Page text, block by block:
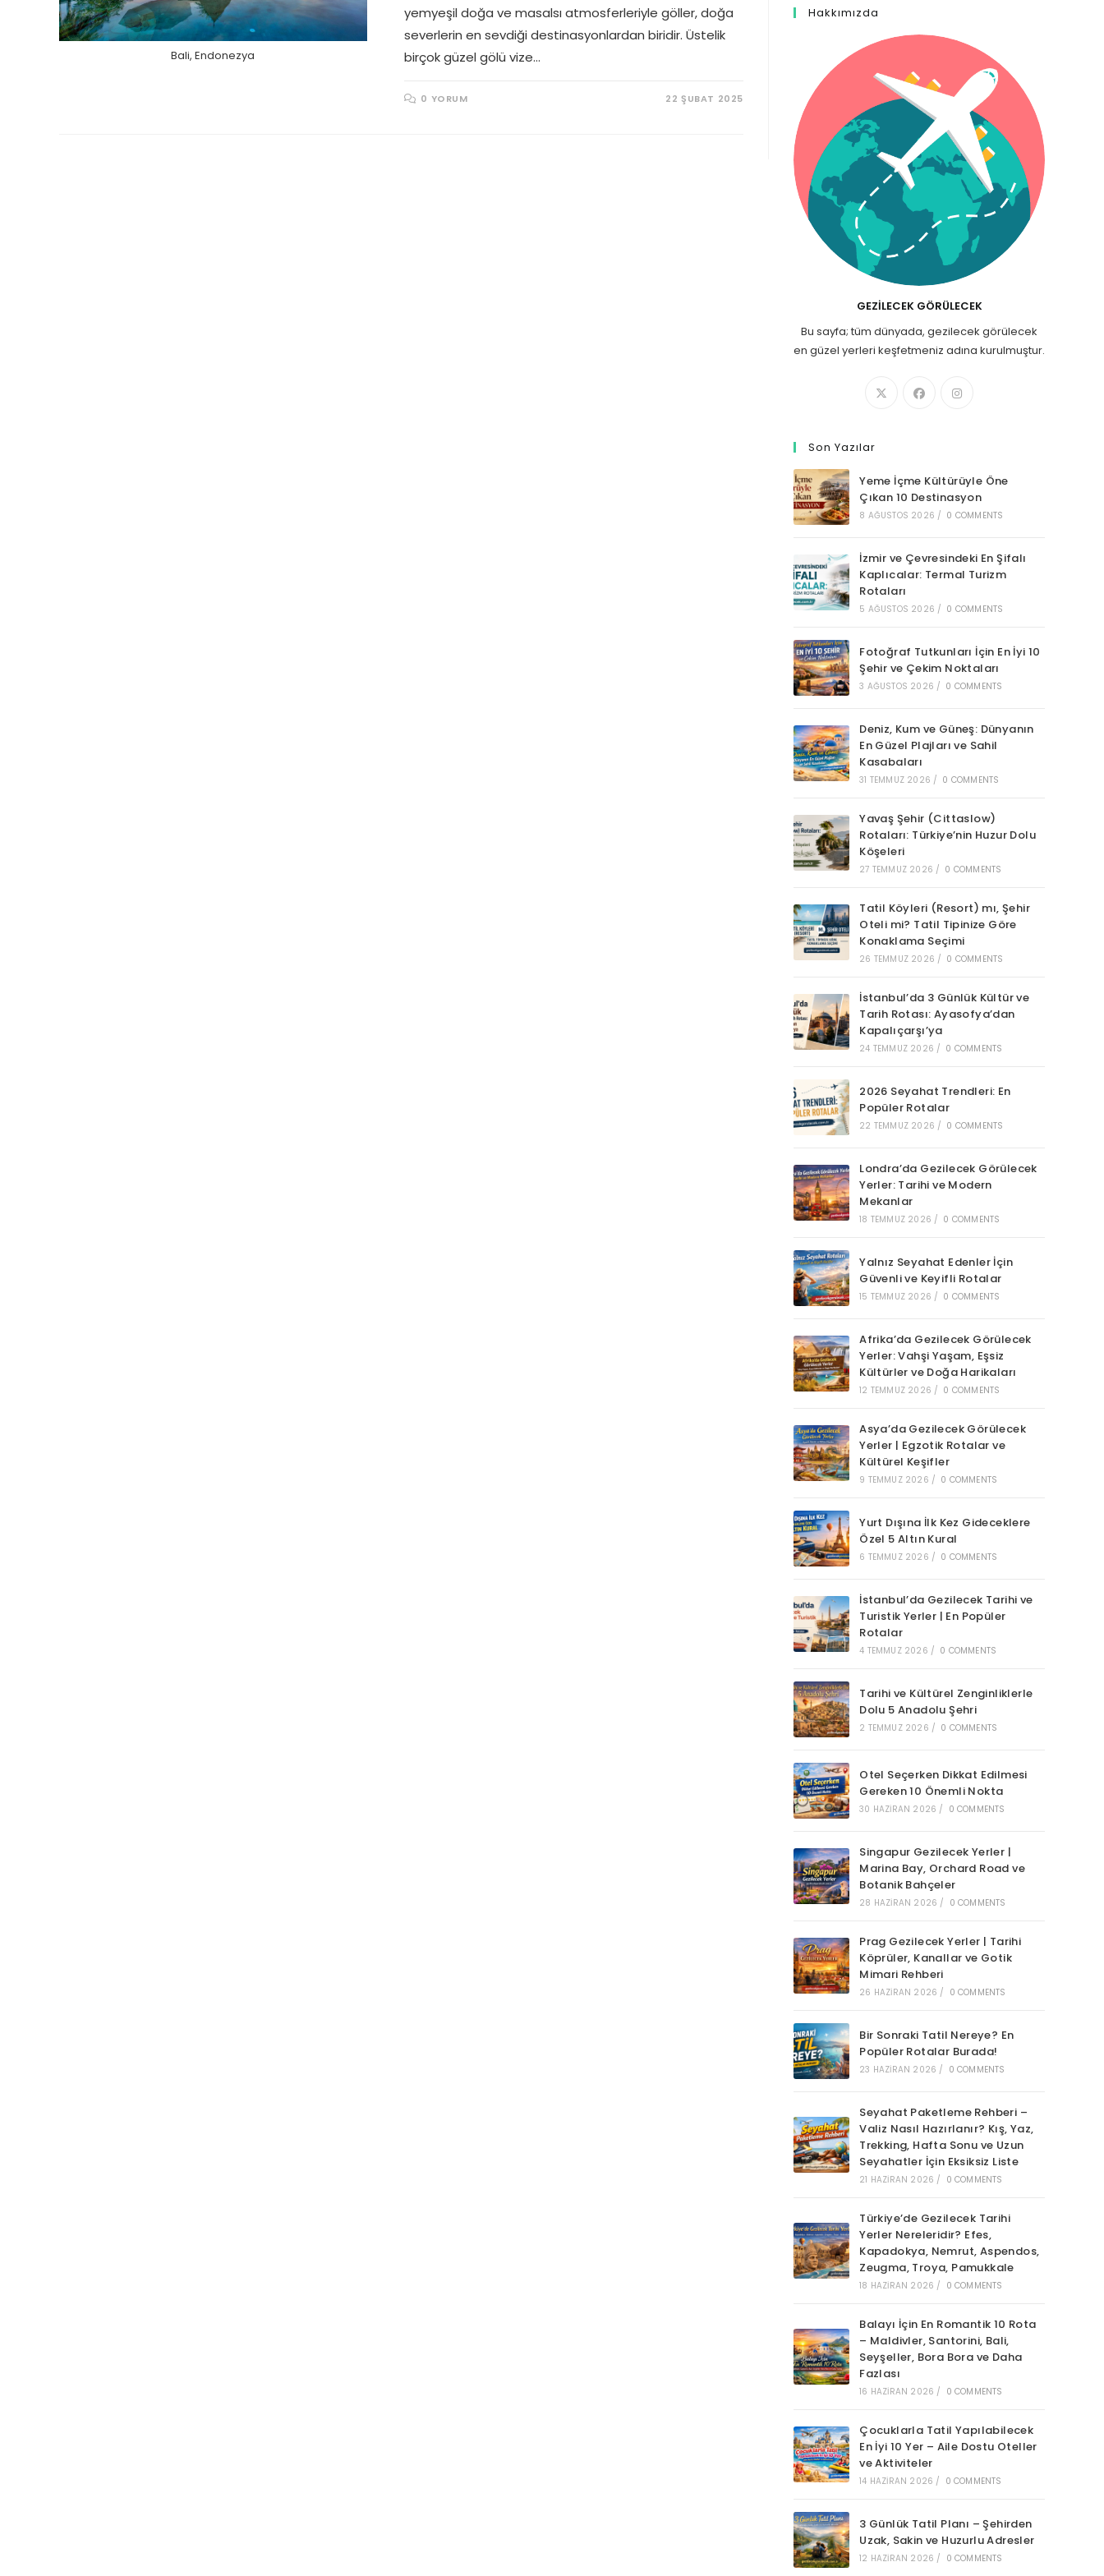
Bali, Endonezya
yemyeşil doğa ve masalsı atmosferleriyle göller, doğa
severlerin en sevdiği destinasyonlardan biridir. Üstelik
birçok güzel gölü vize…
0 YORUM 22 ŞUBAT 2025
Hakkımızda
GEZILECEK GÖRÜLECEK
Bu sayfa; tüm dünyada, gezilecek görülecek
en güzel yerleri keşfetmeniz adına kurulmuştur.
Son Yazılar
Yeme İçme Kültürüyle Öne
Çıkan 10 Destinasyon
8 AĞUSTOS 2026 / 0 COMMENTS
İzmir ve Çevresindeki En Şifalı
Kaplıcalar: Termal Turizm
Rotaları
5 AĞUSTOS 2026 / 0 COMMENTS
Fotoğraf Tutkunları İçin En İyi 10
Şehir ve Çekim Noktaları
3 AĞUSTOS 2026 / 0 COMMENTS
Deniz, Kum ve Güneş: Dünyanın
En Güzel Plajları ve Sahil
Kasabaları
31 TEMMUZ 2026 / 0 COMMENTS
Yavaş Şehir (Cittaslow)
Rotaları: Türkiye’nin Huzur Dolu
Köşeleri
27 TEMMUZ 2026 / 0 COMMENTS
Tatil Köyleri (Resort) mı, Şehir
Oteli mi? Tatil Tipinize Göre
Konaklama Seçimi
26 TEMMUZ 2026 / 0 COMMENTS
İstanbul’da 3 Günlük Kültür ve
Tarih Rotası: Ayasofya’dan
Kapalıçarşı’ya
24 TEMMUZ 2026 / 0 COMMENTS
2026 Seyahat Trendleri: En
Popüler Rotalar
22 TEMMUZ 2026 / 0 COMMENTS
Londra’da Gezilecek Görülecek
Yerler: Tarihi ve Modern
Mekanlar
18 TEMMUZ 2026 / 0 COMMENTS
Yalnız Seyahat Edenler İçin
Güvenli ve Keyifli Rotalar
15 TEMMUZ 2026 / 0 COMMENTS
Afrika’da Gezilecek Görülecek
Yerler: Vahşi Yaşam, Eşsiz
Kültürler ve Doğa Harikaları
12 TEMMUZ 2026 / 0 COMMENTS
Asya’da Gezilecek Görülecek
Yerler | Egzotik Rotalar ve
Kültürel Keşifler
9 TEMMUZ 2026 / 0 COMMENTS
Yurt Dışına İlk Kez Gideceklere
Özel 5 Altın Kural
6 TEMMUZ 2026 / 0 COMMENTS
İstanbul’da Gezilecek Tarihi ve
Turistik Yerler | En Popüler
Rotalar
4 TEMMUZ 2026 / 0 COMMENTS
Tarihi ve Kültürel Zenginliklerle
Dolu 5 Anadolu Şehri
2 TEMMUZ 2026 / 0 COMMENTS
Otel Seçerken Dikkat Edilmesi
Gereken 10 Önemli Nokta
30 HAZIRAN 2026 / 0 COMMENTS
Singapur Gezilecek Yerler |
Marina Bay, Orchard Road ve
Botanik Bahçeler
28 HAZIRAN 2026 / 0 COMMENTS
Prag Gezilecek Yerler | Tarihi
Köprüler, Kanallar ve Gotik
Mimari Rehberi
26 HAZIRAN 2026 / 0 COMMENTS
Bir Sonraki Tatil Nereye? En
Popüler Rotalar Burada!
23 HAZIRAN 2026 / 0 COMMENTS
Seyahat Paketleme Rehberi –
Valiz Nasıl Hazırlanır? Kış, Yaz,
Trekking, Hafta Sonu ve Uzun
Seyahatler İçin Eksiksiz Liste
21 HAZIRAN 2026 / 0 COMMENTS
Türkiye’de Gezilecek Tarihi
Yerler Nereleridir? Efes,
Kapadokya, Nemrut, Aspendos,
Zeugma, Troya, Pamukkale
18 HAZIRAN 2026 / 0 COMMENTS
Balayı İçin En Romantik 10 Rota
– Maldivler, Santorini, Bali,
Seyşeller, Bora Bora ve Daha
Fazlası
16 HAZIRAN 2026 / 0 COMMENTS
Çocuklarla Tatil Yapılabilecek
En İyi 10 Yer – Aile Dostu Oteller
ve Aktiviteler
14 HAZIRAN 2026 / 0 COMMENTS
3 Günlük Tatil Planı – Şehirden
Uzak, Sakin ve Huzurlu Adresler
12 HAZIRAN 2026 / 0 COMMENTS